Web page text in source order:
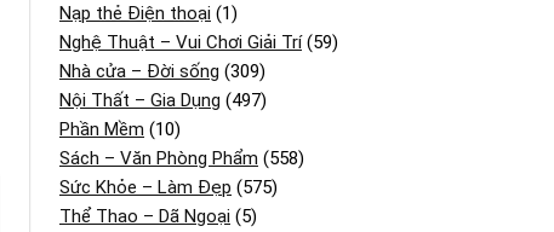
Nạp thẻ Điện thoại (1)
Nghệ Thuật – Vui Chơi Giải Trí(59)
Nhà cửa – Đời sống (309)
Nội Thất – Gia Dụng (497)
Phần Mềm (10)
Sách – Văn Phòng Phẩm (558)
Sức Khỏe – Làm Đẹp (575)
Thể Thao – Dã Ngoại (5)